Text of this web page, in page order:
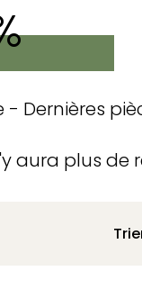
- Dernières
aura plus de